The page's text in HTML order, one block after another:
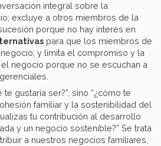
integral sobre la
excluye a otros miembros de la
porque no hay interés en
para que los miembros de
y limita el compromiso y la
negocio porque no se escuchan a
gustaría ser?”, sino “¿cómo te
familiar y la sostenibilidad del
tu contribución al desarrollo
y un negocio sostenible?” Se trata
a nuestros negocios familiares,